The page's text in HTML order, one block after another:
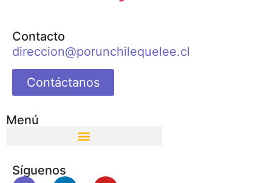
Contacto
direccion@porunchilequelee.cl
Contáctanos
Menú
Síguenos